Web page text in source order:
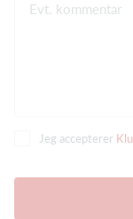
Evt. kommentar
Jeg accepterer